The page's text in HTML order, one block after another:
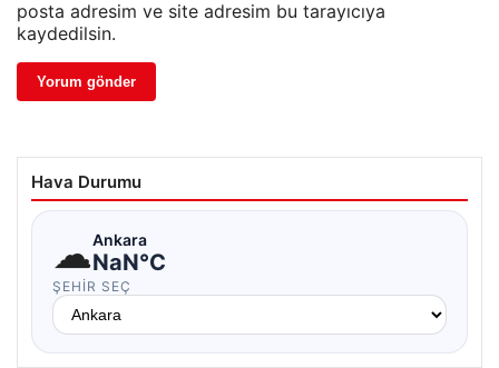
posta adresim ve site adresim bu tarayıcıya
kaydedilsin.
Hava Durumu
☁Ankara
NaN°C
ŞEHIR SEÇ